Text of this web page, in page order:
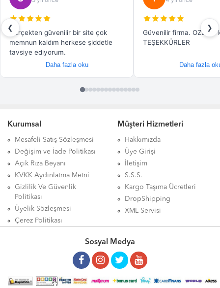
Kurumsal
Mesafeli Satış Sözleşmesi
Değişim ve İade Politikası
Açık Rıza Beyanı
KVKK Aydınlatma Metni
Gizlilik Ve Güvenlik
Politikası
Üyelik Sözleşmesi
Çerez Politikası
Müşteri Hizmetleri
Hakkımızda
Üye Girişi
İletişim
S.S.S.
Kargo Taşıma Ücretleri
DropShipping
XML Servisi
Sosyal Medya